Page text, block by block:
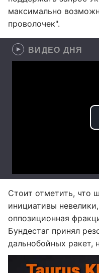
максимально
проволочек".
ВИДЕО ДНЯ
Стоит отметить, что
инициативы
оппозиционная
Бундестаг принял
дальнобойных ракет,